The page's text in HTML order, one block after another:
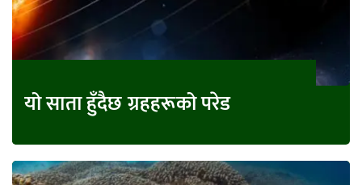
यो साता हुँदैछ ग्रहहरूको परेड